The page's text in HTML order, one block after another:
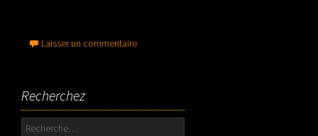
Laisser un commentaire
Recherchez
Rechercher :